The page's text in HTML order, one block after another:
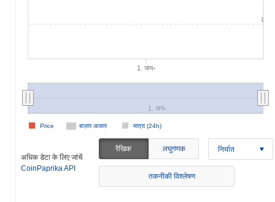
1. जन॰
बाज़ार आकार मात्रा (24h)
Price
1. जन॰
1
अधिक डेटा के लिए जांचें
CoinPaprika API
रैखिक लघुगणक निर्यात
तकनीकी विश्लेषण